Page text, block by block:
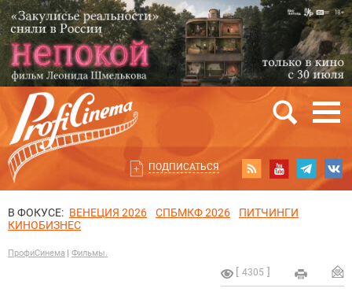
ПОДПИСАТЬСЯ
В ФОКУСЕ: ВЕНЕЦИЯ 2026 СПБМКФ 2026
ПИТЧИНГИ
КИНОБИЗНЕС
ПрофиСинема Фильмы.
4305